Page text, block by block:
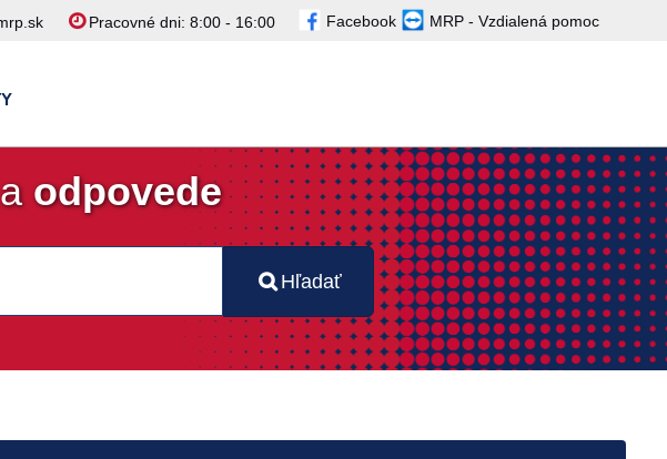
Facebook MRP - Vzdialená pomoc
Pracovné dni: 8:00 - 16:00
odpovede
Hľadať